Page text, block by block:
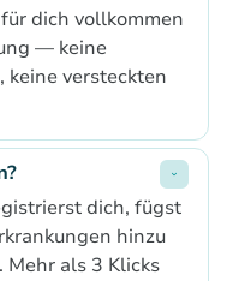
dich vollkommen
— keine
keine versteckten
dich, fügst
hinzu
als 3 Klicks